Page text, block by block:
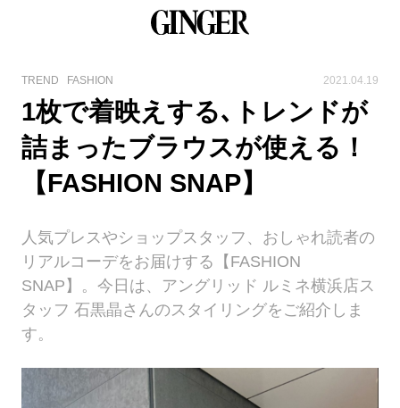
TREND FASHION 2021.04.19
1枚で着映えする､トレンドが
詰まったブラウスが使える！
【FASHION SNAP】
人気プレスやショップスタッフ、おしゃれ読者の
リアルコーデをお届けする【FASHION
SNAP】。今日は、アングリッド ルミネ横浜店ス
タッフ 石黒晶さんのスタイリングをご紹介しま
す。